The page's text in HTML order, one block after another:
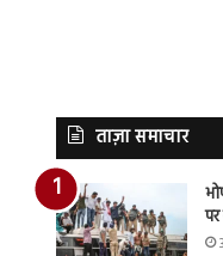
ताज़ा समाचार